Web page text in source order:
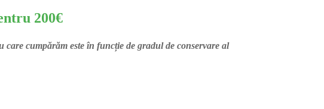
200€
care cumpărăm este în funcție de gradul de conservare al